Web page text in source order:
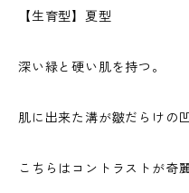
【生育型】夏型
深い緑と硬い肌を持つ。
肌に出来た溝が皺だらけの
こちらはコントラストが奇